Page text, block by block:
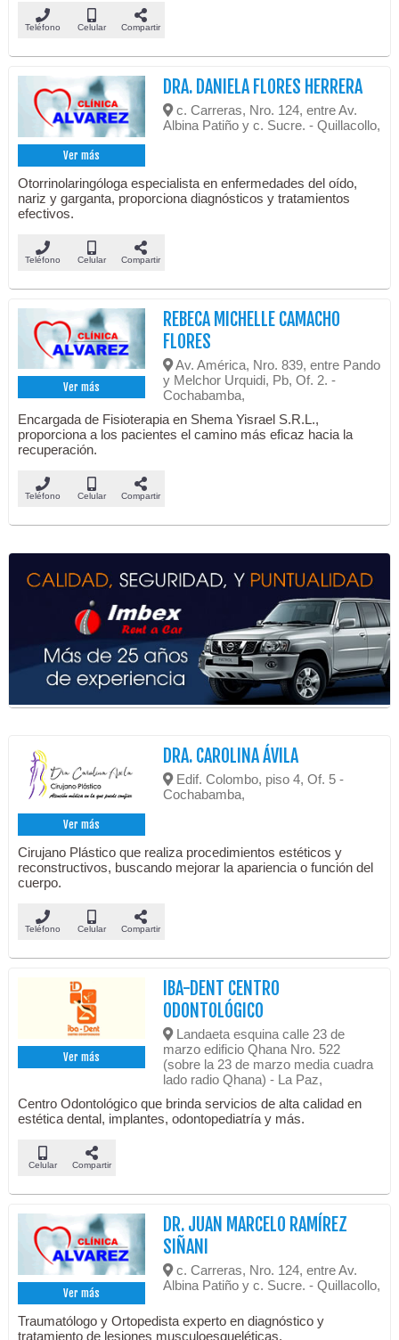
Teléfono Celular Compartir
Ver más
DRA. DANIELA FLORES HERRERA
c. Carreras, Nro. 124, entre Av.
Albina Patiño y c. Sucre. - Quillacollo,
Otorrinolaringóloga especialista en enfermedades del oído,
nariz y garganta, proporciona diagnósticos y tratamientos
efectivos.
Teléfono Celular Compartir
Ver más
REBECA MICHELLE CAMACHO
FLORES
Av. América, Nro. 839, entre Pando
y Melchor Urquidi, Pb, Of. 2. -
Cochabamba,
Encargada de Fisioterapia en Shema Yisrael S.R.L.,
proporciona a los pacientes el camino más eficaz hacia la
recuperación.
Teléfono Celular Compartir
Ver más
DRA. CAROLINA ÁVILA
Edif. Colombo, piso 4, Of. 5 -
Cochabamba,
Cirujano Plástico que realiza procedimientos estéticos y
reconstructivos, buscando mejorar la apariencia o función del
cuerpo.
Teléfono Celular Compartir
Ver más
IBA-DENT CENTRO
ODONTOLÓGICO
Landaeta esquina calle 23 de
marzo edificio Qhana Nro. 522
(sobre la 23 de marzo media cuadra
lado radio Qhana) - La Paz,
Centro Odontológico que brinda servicios de alta calidad en
estética dental, implantes, odontopediatría y más.
Celular Compartir
Ver más
DR. JUAN MARCELO RAMÍREZ
SIÑANI
c. Carreras, Nro. 124, entre Av.
Albina Patiño y c. Sucre. - Quillacollo,
Traumatólogo y Ortopedista experto en diagnóstico y
tratamiento de lesiones musculoesqueléticas.